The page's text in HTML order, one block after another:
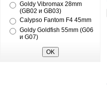
Goldy Vibromax 28mm
(GB02 и GB03)
Calypso Fantom F4 45mm
Goldy Goldfish 55mm (G06
и G07)